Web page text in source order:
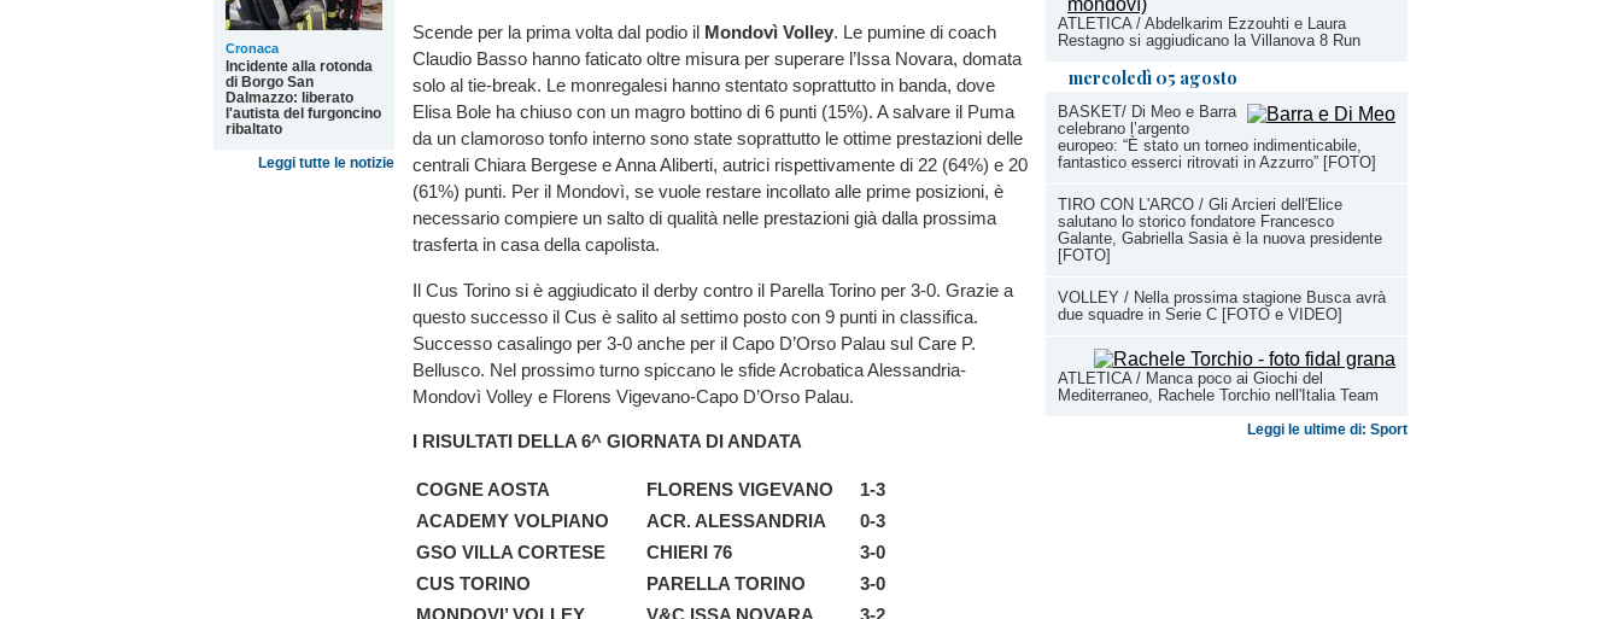
ATLETICA / Abdelkarim Ezzouhti e Laura
Restagno si aggiudicano la Villanova 8 Run
mercoledì 05 agosto
BASKET/ Di Meo e Barra
celebrano l’argento
europeo: “È stato un torneo indimenticabile,
fantastico esserci ritrovati in Azzurro” [FOTO]
TIRO CON L'ARCO / Gli Arcieri dell'Elice
salutano lo storico fondatore Francesco
Galante, Gabriella Sasia è la nuova presidente
[FOTO]
VOLLEY / Nella prossima stagione Busca avrà
due squadre in Serie C [FOTO e VIDEO]
ATLETICA / Manca poco ai Giochi del
Mediterraneo, Rachele Torchio nell'Italia Team
Leggi le ultime di: Sport
Cronaca
Incidente alla rotonda
di Borgo San
Dalmazzo: liberato
l'autista del furgoncino
ribaltato
Leggi tutte le notizie
Scende per la prima volta dal podio il Mondovì Volley. Le pumine di coach
Claudio Basso hanno faticato oltre misura per superare l’Issa Novara, domata
solo al tie-break. Le monregalesi hanno stentato soprattutto in banda, dove
Elisa Bole ha chiuso con un magro bottino di 6 punti (15%). A salvare il Puma
da un clamoroso tonfo interno sono state soprattutto le ottime prestazioni delle
centrali Chiara Bergese e Anna Aliberti, autrici rispettivamente di 22 (64%) e 20
(61%) punti. Per il Mondovì, se vuole restare incollato alle prime posizioni, è
necessario compiere un salto di qualità nelle prestazioni già dalla prossima
trasferta in casa della capolista.
Il Cus Torino si è aggiudicato il derby contro il Parella Torino per 3-0. Grazie a
questo successo il Cus è salito al settimo posto con 9 punti in classifica.
Successo casalingo per 3-0 anche per il Capo D’Orso Palau sul Care P.
Bellusco. Nel prossimo turno spiccano le sfide Acrobatica Alessandria-
Mondovì Volley e Florens Vigevano-Capo D’Orso Palau.
I RISULTATI DELLA 6^ GIORNATA DI ANDATA
COGNE AOSTA FLORENS VIGEVANO
1-3
ACADEMY VOLPIANO
ACR. ALESSANDRIA
0-3
GSO VILLA CORTESE
CHIERI 76
3-0
CUS TORINO
PARELLA TORINO
3-0
MONDOVI’ VOLLEY
V&C ISSA NOVARA
3-2